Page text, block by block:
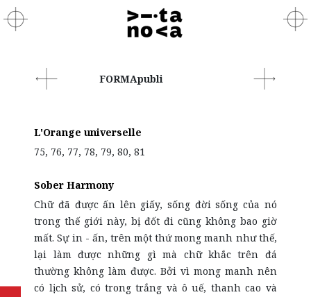
FORMApubli
L'Orange universelle
75, 76, 77, 78, 79, 80, 81
Sober Harmony
Chữ đã được ấn lên giấy, sống đời sống của nó
trong thế giới này, bị đốt đi cũng không bao giờ
mất. Sự in - ấn, trên một thứ mong manh như thế,
lại làm được những gì mà chữ khắc trên đá
thường không làm được. Bởi vì mong manh nên
có lịch sử, có trong trắng và ô uế, thanh cao và